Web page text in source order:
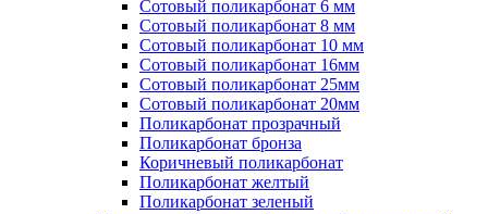
Сотовый поликарбонат 6 мм
Сотовый поликарбонат 8 мм
Сотовый поликарбонат 10 мм
Сотовый поликарбонат 16мм
Сотовый поликарбонат 25мм
Сотовый поликарбонат 20мм
Поликарбонат прозрачный
Поликарбонат бронза
Коричневый поликарбонат
Поликарбонат желтый
Поликарбонат зеленый